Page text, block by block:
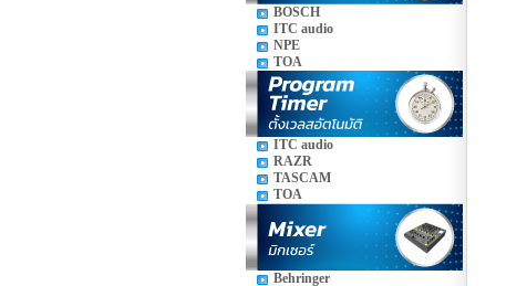
BOSCH
ITC audio
NPE
TOA
ITC audio
RAZR
TASCAM
TOA
Behringer